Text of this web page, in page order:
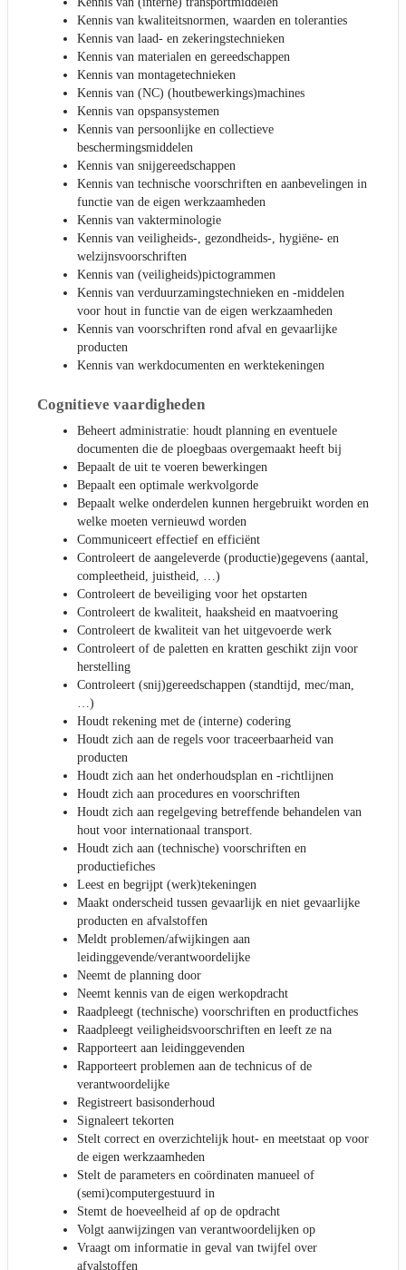
Kennis van kwaliteitsnormen, waarden en toleranties
Kennis van laad- en zekeringstechnieken
Kennis van materialen en gereedschappen
Kennis van montagetechnieken
Kennis van (NC) (houtbewerkings)machines
Kennis van opspansystemen
Kennis van persoonlijke en collectieve
beschermingsmiddelen
Kennis van snijgereedschappen
Kennis van technische voorschriften en aanbevelingen in
functie van de eigen werkzaamheden
Kennis van vakterminologie
Kennis van veiligheids-, gezondheids-, hygiëne- en
welzijnsvoorschriften
Kennis van (veiligheids)pictogrammen
Kennis van verduurzamingstechnieken en -middelen
voor hout in functie van de eigen werkzaamheden
Kennis van voorschriften rond afval en gevaarlijke
producten
Kennis van werkdocumenten en werktekeningen
Cognitieve vaardigheden
Beheert administratie: houdt planning en eventuele
documenten die de ploegbaas overgemaakt heeft bij
Bepaalt de uit te voeren bewerkingen
Bepaalt een optimale werkvolgorde
Bepaalt welke onderdelen kunnen hergebruikt worden en
welke moeten vernieuwd worden
Communiceert effectief en efficiënt
Controleert de aangeleverde (productie)gegevens (aantal,
compleetheid, juistheid, …)
Controleert de beveiliging voor het opstarten
Controleert de kwaliteit, haaksheid en maatvoering
Controleert de kwaliteit van het uitgevoerde werk
Controleert of de paletten en kratten geschikt zijn voor
herstelling
Controleert (snij)gereedschappen (standtijd, mec/man,
…)
Houdt rekening met de (interne) codering
Houdt zich aan de regels voor traceerbaarheid van
producten
Houdt zich aan het onderhoudsplan en -richtlijnen
Houdt zich aan procedures en voorschriften
Houdt zich aan regelgeving betreffende behandelen van
hout voor internationaal transport.
Houdt zich aan (technische) voorschriften en
productiefiches
Leest en begrijpt (werk)tekeningen
Maakt onderscheid tussen gevaarlijk en niet gevaarlijke
producten en afvalstoffen
Meldt problemen/afwijkingen aan
leidinggevende/verantwoordelijke
Neemt de planning door
Neemt kennis van de eigen werkopdracht
Raadpleegt (technische) voorschriften en productfiches
Raadpleegt veiligheidsvoorschriften en leeft ze na
Rapporteert aan leidinggevenden
Rapporteert problemen aan de technicus of de
verantwoordelijke
Registreert basisonderhoud
Signaleert tekorten
Stelt correct en overzichtelijk hout- en meetstaat op voor
de eigen werkzaamheden
Stelt de parameters en coördinaten manueel of
(semi)computergestuurd in
Stemt de hoeveelheid af op de opdracht
Volgt aanwijzingen van verantwoordelijken op
Vraagt om informatie in geval van twijfel over
afvalstoffen